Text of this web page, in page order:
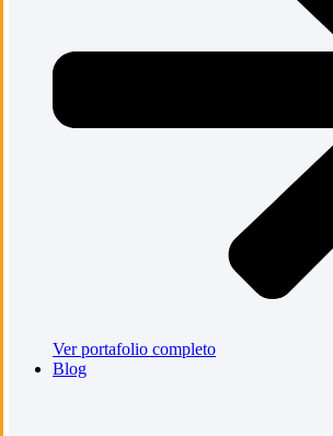
Ver portafolio completo
Blog